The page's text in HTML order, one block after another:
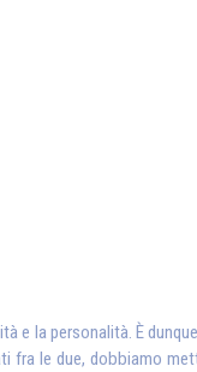
e la personalità. È
le due, dobbiamo